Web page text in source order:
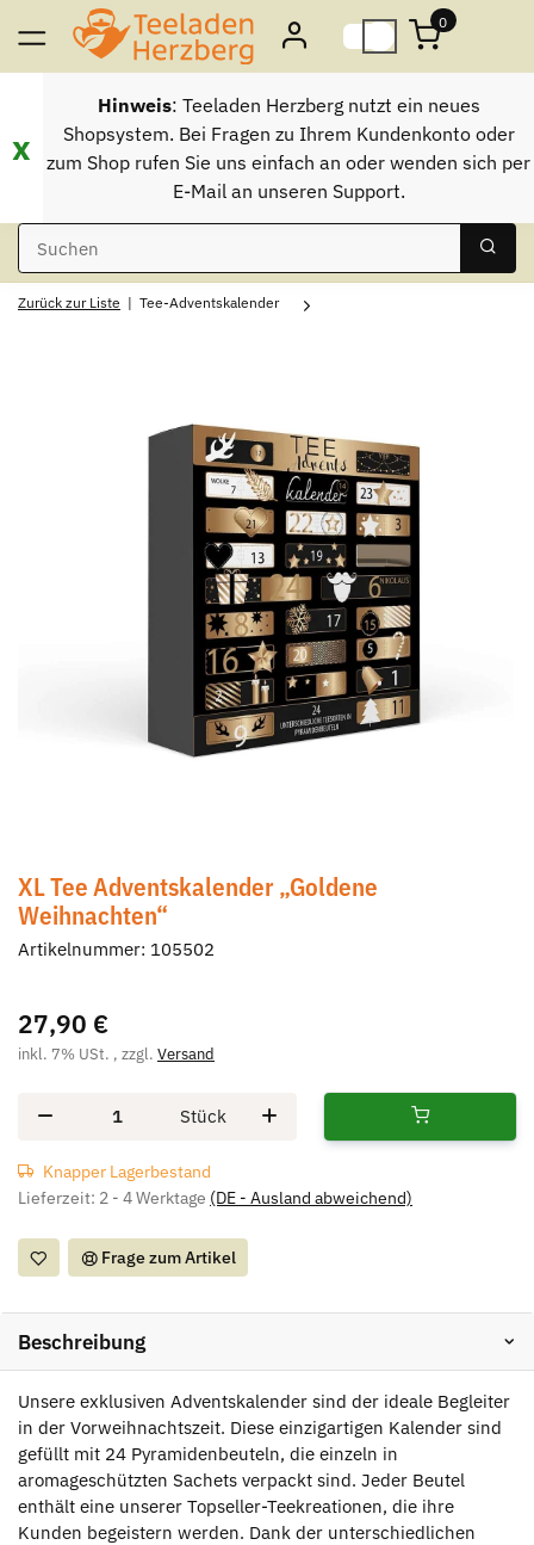
0
x
Hinweis: Teeladen Herzberg nutzt ein neues
Shopsystem. Bei Fragen zu Ihrem Kundenkonto oder
zum Shop rufen Sie uns einfach an oder wenden sich per
E-Mail an unseren Support.
Zurück zur Liste Tee-Adventskalender
XL Tee Adventskalender „Goldene
Weihnachten“
Artikelnummer: 105502
27,90 €
inkl. 7% USt. , zzgl. Versand
Stück
Knapper Lagerbestand
Lieferzeit: 2 - 4 Werktage (DE - Ausland abweichend)
Frage zum Artikel
Beschreibung
Unsere exklusiven Adventskalender sind der ideale Begleiter
in der Vorweihnachtszeit. Diese einzigartigen Kalender sind
gefüllt mit 24 Pyramidenbeuteln, die einzeln in
aromageschützten Sachets verpackt sind. Jeder Beutel
enthält eine unserer Topseller-Teekreationen, die ihre
Kunden begeistern werden. Dank der unterschiedlichen